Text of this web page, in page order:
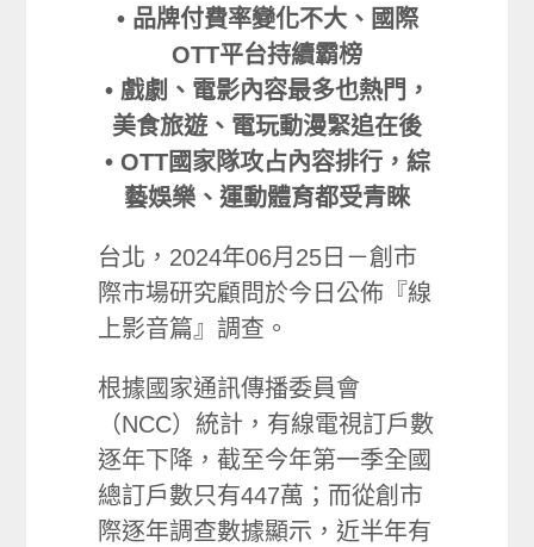
• 品牌付費率變化不大、國際
OTT平台持續霸榜
• 戲劇、電影內容最多也熱門，
美食旅遊、電玩動漫緊追在後
• OTT國家隊攻占內容排行，綜
藝娛樂、運動體育都受青睞
台北，2024年06月25日－創市
際市場研究顧問於今日公佈『線
上影音篇』調查。
根據國家通訊傳播委員會
（NCC）統計，有線電視訂戶數
逐年下降，截至今年第一季全國
總訂戶數只有447萬；而從創市
際逐年調查數據顯示，近半年有